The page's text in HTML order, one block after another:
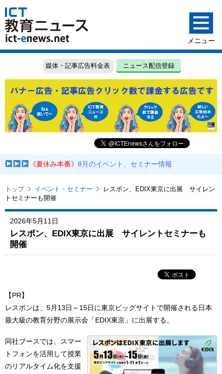
媒体・記事広告料金表 ニュース配信登録
《夏休み本番》8月のイベント、セミナー情報
トップ イベント・セミナー
レスポン、EDIX東京に出展 サイレン
トセミナーも開催
2026年5月11日
レスポン、EDIX東京に出展 サイレントセミナーも
開催
【PR】
レスポンは、5月13日～15日に東京ビッグサイトで開催される日本
最大級の教育分野の展示会「EDIX東京」に出展する。
同社ブースでは、スマー
トフォンを活用して授業
のリアルタイム化を支援